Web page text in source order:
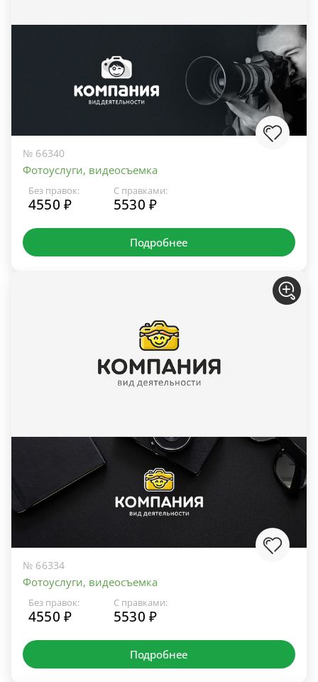
№ 66340
Фотоуслуги, видеосъемка
Без правок:
4550 ₽
С правками:
5530 ₽
Подробнее
№ 66334
Фотоуслуги, видеосъемка
Без правок:
4550 ₽
С правками:
5530 ₽
Подробнее